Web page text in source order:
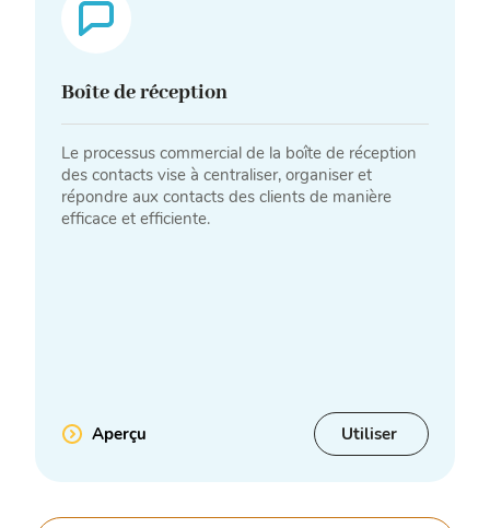
Boîte de réception
Le processus commercial de la boîte de réception
des contacts vise à centraliser, organiser et
répondre aux contacts des clients de manière
efficace et efficiente.
Aperçu Utiliser